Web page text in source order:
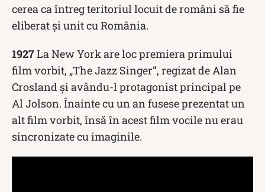
cerea ca întreg teritoriul locuit de români să fie
eliberat și unit cu România.
1927La New York are loc premiera primului
film vorbit, „The Jazz Singer”, regizat de Alan
Crosland și avându-l protagonist principal pe
Al Jolson. Înainte cu un an fusese prezentat un
alt film vorbit, însă în acest film vocile nu erau
sincronizate cu imaginile.